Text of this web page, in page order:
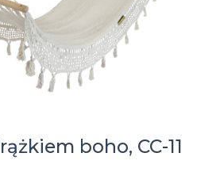
boho, CC-11